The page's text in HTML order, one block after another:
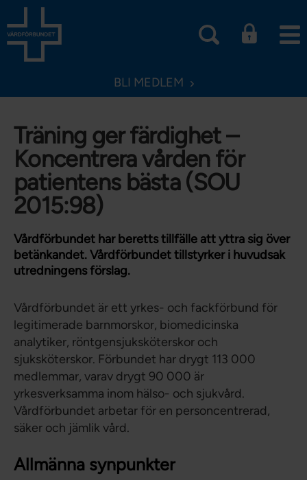
BLI MEDLEM
Träning ger färdighet –
Koncentrera vården för
patientens bästa (SOU
2015:98)
Vårdförbundet har beretts tillfälle att yttra sig över
betänkandet. Vårdförbundet tillstyrker i huvudsak
utredningens förslag.
Vårdförbundet är ett yrkes- och fackförbund för
legitimerade barnmorskor, biomedicinska
analytiker, röntgensjuksköterskor och
sjuksköterskor. Förbundet har drygt 113 000
medlemmar, varav drygt 90 000 är
yrkesverksamma inom hälso- och sjukvård.
Vårdförbundet arbetar för en personcentrerad,
säker och jämlik vård.
Allmänna synpunkter